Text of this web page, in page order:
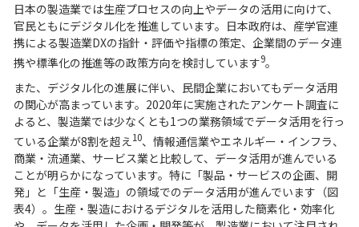
日本の製造業では生産プロセスの向上やデータの活用に向けて、
官民ともにデジタル化を推進しています。日本政府は、産学官連
携による製造業DXの指針・評価や指標の策定、企業間のデータ連
携や標準化の推進等の政策方向を検討しています9。
また、デジタル化の進展に伴い、民間企業においてもデータ活用
の関心が高まっています。2020年に実施されたアンケート調査に
よると、製造業では少なくとも1つの業務領域でデータ活用を行っ
ている企業が8割を超え10、情報通信業やエネルギー・インフラ、
商業・流通業、サービス業と比較して、データ活用が進んでいる
ことが明らかになっています。特に「製品・サービスの企画、開
発」と「生産・製造」の領域でのデータ活用が進んでいます（図
表4）。生産・製造におけるデジタルを活用した簡素化・効率化